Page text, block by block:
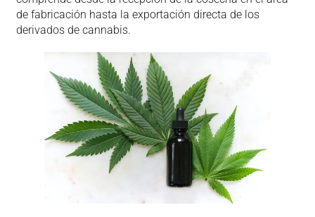
de fabricación hasta la exportación directa de los
derivados de cannabis.